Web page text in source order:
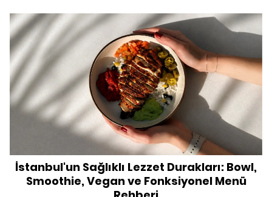
İstanbul'un Sağlıklı Lezzet Durakları: Bowl,
Smoothie, Vegan ve Fonksiyonel Menü